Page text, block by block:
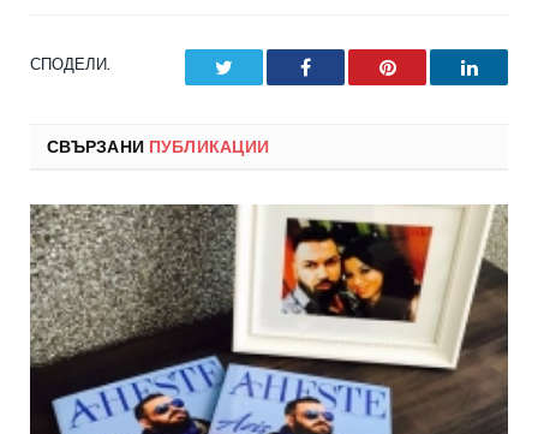
СПОДЕЛИ. Facebook Pinterest
СВЪРЗАНИ ПУБЛИКАЦИИ